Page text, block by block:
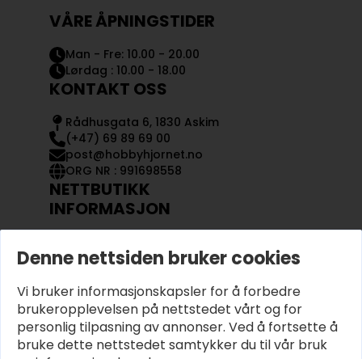
VÅRE ÅPNINGSTIDER
Man - Fre: 10.00 - 20.00
Lørdag : 10.00 - 18.00
KONTAKT OSS
Rådhusgata 6, 1830 Askim
(+47) 69 89 69 00
post@hobbyhjornet.no
ORG NR : 991698558
NETTBUTIKK
INFORMASJON
OM OSS
KJØPSVILKÅR OG BETINGELSER
PERSONVERN
Denne nettsiden bruker cookies
Vi bruker informasjonskapsler for å forbedre
brukeropplevelsen på nettstedet vårt og for
personlig tilpasning av annonser. Ved å fortsette å
bruke dette nettstedet samtykker du til vår bruk